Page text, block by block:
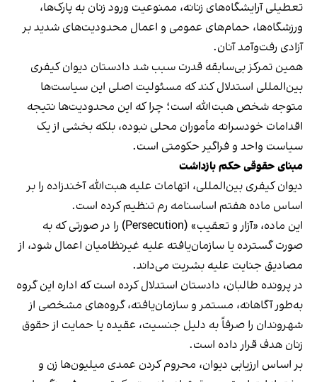
تعطیلی آرایشگاه‌های زنانه، ممنوعیت ورود زنان به پارک‌ها،
ورزشگاه‌ها، حمام‌های عمومی و اعمال محدودیت‌های شدید بر
آزادی رفت‌وآمد آنان.
همین تمرکز بی‌سابقه قدرت سبب شد دادستان دیوان کیفری
بین‌المللی استدلال کند که مسئولیت اصلی این سیاست‌ها
متوجه شخص هبت‌الله است؛ چرا که این محدودیت‌ها نتیجه
اقدامات خودسرانه مأموران محلی نبوده، بلکه بخشی از یک
سیاست واحد و فراگیر حکومتی است.
مبنای حقوقی حکم بازداشت
دیوان کیفری بین‌المللی، اتهامات علیه هبت‌الله آخندزاده را بر
اساس ماده هفتم اساسنامه رم تنظیم کرده است.
این ماده، «آزار و تعقیب» (Persecution) را در صورتی که به
صورت گسترده یا سازمان‌یافته علیه غیرنظامیان اعمال شود، از
مصادیق جنایت علیه بشریت می‌داند.
در پرونده طالبان، دادستان استدلال کرده است که اداره این گروه
به‌طور آگاهانه، مستمر و سازمان‌یافته، گروه‌های مشخصی از
شهروندان را صرفاً به دلیل جنسیت، عقیده یا حمایت از حقوق
زنان هدف قرار داده است.
بر اساس ارزیابی دیوان، محروم کردن عمدی میلیون‌ها زن و